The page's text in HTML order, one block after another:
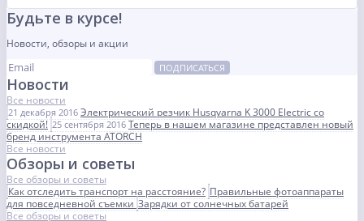
Будьте в курсе!
Новости, обзоры и акции
ПОДПИСАТЬСЯ
Новости
Все новости
21 декабря 2016 Электрический резчик Husqvarna K 3000 Electric со
скидкой! 25 сентября 2016 Теперь в нашем магазине представлен новый
бренд инструмента ATORCH
Все новости
Обзоры и советы
Все обзоры и советы
Как отследить транспорт на расстояние? Правильные фотоаппараты
для повседневной съемкиЗарядки от солнечных батарей
Все обзоры и советы